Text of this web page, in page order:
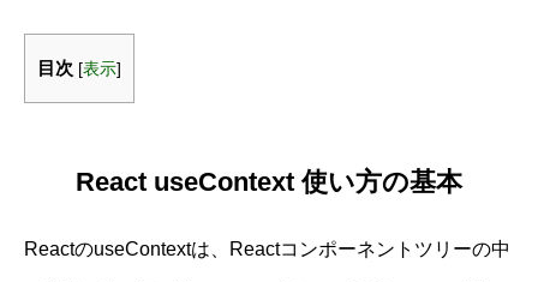
目次 [表示]
React useContext 使い方の基本
ReactのuseContextは、Reactコンポーネントツリーの中